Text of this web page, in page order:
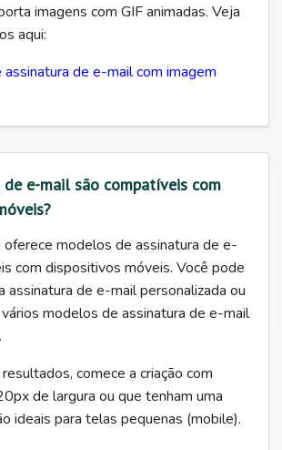
imagens com GIF animadas. Veja
aqui:
de e-mail com imagem
de e-mail são compatíveis com
oferece modelos de assinatura de e-
com dispositivos móveis. Você pode
assinatura de e-mail personalizada ou
modelos de assinatura de e-mail
comece a criação com
de largura ou que tenham uma
ideais para telas pequenas (mobile).